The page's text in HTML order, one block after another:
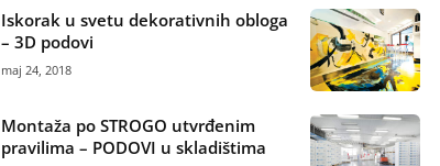
Iskorak u svetu dekorativnih obloga
– 3D podovi
maj 24, 2018
Montaža po STROGO utvrđenim
pravilima – PODOVI u skladištima